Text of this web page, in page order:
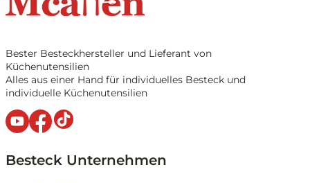
Bester Besteckhersteller und Lieferant von
Küchenutensilien
Alles aus einer Hand für individuelles Besteck und
individuelle Küchenutensilien
Besteck Unternehmen